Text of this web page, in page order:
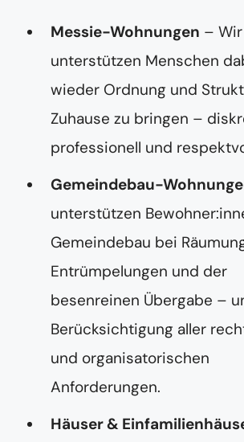
Messie-Wohnungen – Wir
unterstützen Menschen
wieder Ordnung und
Zuhause zu bringen –
professionell und
Gemeindebau-
unterstützen
Gemeindebau bei
Entrümpelungen und der
besenreinen Übergabe –
Berücksichtigung aller
und organisatorischen
Anforderungen.
Häuser &